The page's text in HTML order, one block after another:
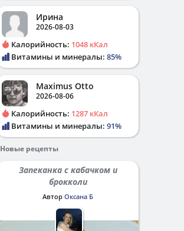
Ирина
2026-08-03
Калорийность: 1048 кКал
Витамины и минералы: 85%
Maximus Otto
2026-08-06
Калорийность: 1287 кКал
Витамины и минералы: 91%
Новые рецепты
Запеканка с кабачком и
брокколи
Автор Оксана Б